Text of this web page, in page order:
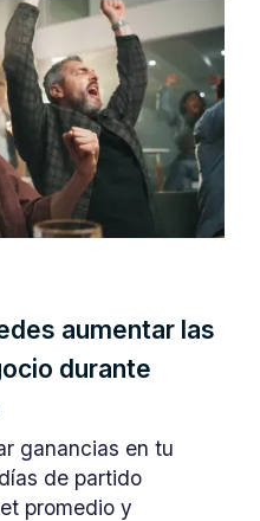
aumentar las
durante
ganancias en tu
de partido
promedio y